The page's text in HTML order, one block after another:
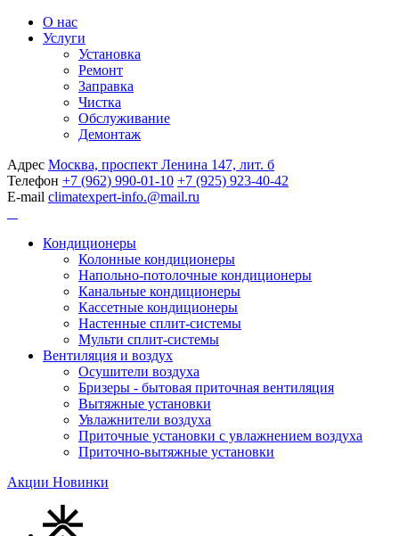
О нас
Услуги
Установка
Ремонт
Заправка
Чистка
Обслуживание
Демонтаж
Адрес Москва, проспект Ленина 147, лит. б
Телефон +7 (962) 990-01-10 +7 (925) 923-40-42
E-mail climatexpert-info.@mail.ru
Кондиционеры
Колонные кондиционеры
Напольно-потолочные кондиционеры
Канальные кондиционеры
Кассетные кондиционеры
Настенные сплит-системы
Мульти сплит-системы
Вентиляция и воздух
Осушители воздуха
Бризеры - бытовая приточная вентиляция
Вытяжные установки
Увлажнители воздуха
Приточные установки с увлажнением воздуха
Приточно-вытяжные установки
Акции Новинки